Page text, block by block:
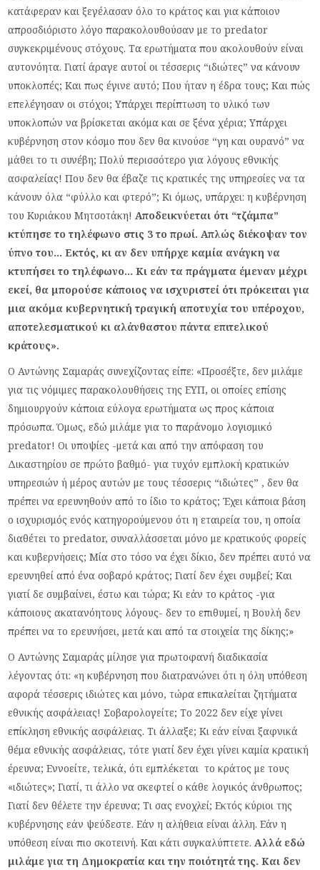
κατάφεραν και ξεγέλασαν όλο το κράτος και για κάποιον
απροσδιόριστο λόγο παρακολουθούσαν με το predator
συγκεκριμένους στόχους. Τα ερωτήματα που ακολουθούν είναι
αυτονόητα. Γιατί άραγε αυτοί οι τέσσερις “ιδιώτες” να κάνουν
υποκλοπές; Και πως έγινε αυτό; Που ήταν η έδρα τους; Και πώς
επελέγησαν οι στόχοι; Υπάρχει περίπτωση το υλικό των
υποκλοπών να βρίσκεται ακόμα και σε ξένα χέρια; Υπάρχει
κυβέρνηση στον κόσμο που δεν θα κινούσε “γη και ουρανό” να
μάθει το τι συνέβη; Πολύ περισσότερο για λόγους εθνικής
ασφαλείας! Που δεν θα έβαζε τις κρατικές της υπηρεσίες να τα
κάνουν όλα “φύλλο και φτερό”; Κι όμως, υπάρχει: η κυβέρνηση
του Κυριάκου Μητσοτάκη! Αποδεικνύεται ότι “τζάμπα”
κτύπησε το τηλέφωνο στις 3 το πρωί. Απλώς διέκοψαν τον
ύπνο του… Εκτός, κι αν δεν υπήρχε καμία ανάγκη να
κτυπήσει το τηλέφωνο… Κι εάν τα πράγματα έμεναν μέχρι
εκεί, θα μπορούσε κάποιος να ισχυριστεί ότι πρόκειται για
μια ακόμα κυβερνητική τραγική αποτυχία του υπέροχου,
αποτελεσματικού κι αλάνθαστου πάντα επιτελικού
κράτους».
Ο Αντώνης Σαμαράς συνεχίζοντας είπε: «Προσέξτε, δεν μιλάμε
για τις νόμιμες παρακολουθήσεις της ΕΥΠ, οι οποίες επίσης
δημιουργούν κάποια εύλογα ερωτήματα ως προς κάποια
πρόσωπα. Όμως, εδώ μιλάμε για το παράνομο λογισμικό
predator! Οι υποψίες -μετά και από την απόφαση του
Δικαστηρίου σε πρώτο βαθμό- για τυχόν εμπλοκή κρατικών
υπηρεσιών ή μέρος αυτών με τους τέσσερις “ιδιώτες” , δεν θα
πρέπει να ερευνηθούν από το ίδιο το κράτος; Έχει κάποια βάση
ο ισχυρισμός ενός κατηγορούμενου ότι η εταιρεία του, η οποία
διαθέτει το predator, συναλλάσσεται μόνο με κρατικούς φορείς
και κυβερνήσεις; Μία στο τόσο να έχει δίκιο, δεν πρέπει αυτό να
ερευνηθεί από ένα σοβαρό κράτος; Γιατί δεν έχει συμβεί; Και
γιατί δε συμβαίνει, έστω και τώρα; Κι εάν το κράτος -για
κάποιους ακατανόητους λόγους- δεν το επιθυμεί, η Βουλή δεν
πρέπει να το ερευνήσει, μετά και από τα στοιχεία της δίκης;»
Ο Αντώνης Σαμαράς μίλησε για πρωτοφανή διαδικασία
λέγοντας ότι: «η κυβέρνηση που διατρανώνει ότι η όλη υπόθεση
αφορά τέσσερις ιδιώτες και μόνο, τώρα επικαλείται ζητήματα
εθνικής ασφάλειας! Σοβαρολογείτε; Το 2022 δεν είχε γίνει
επίκληση εθνικής ασφάλειας. Τι άλλαξε; Κι εάν είναι ξαφνικά
θέμα εθνικής ασφάλειας, τότε γιατί δεν έχει γίνει καμία κρατική
έρευνα; Εννοείτε, τελικά, ότι εμπλέκεται το κράτος με τους
«ιδιώτες»; Γιατί, τι άλλο να σκεφτεί ο κάθε λογικός άνθρωπος;
Γιατί δεν θέλετε την έρευνα; Τι σας ενοχλεί; Εκτός κύριοι της
κυβέρνησης εάν ψεύδεστε. Εάν η αλήθεια είναι άλλη. Εάν η
υπόθεση είναι πιο σκοτεινή. Και κάτι συγκαλύπτετε. Αλλά εδώ
μιλάμε για τη Δημοκρατία και την ποιότητά της. Και δεν